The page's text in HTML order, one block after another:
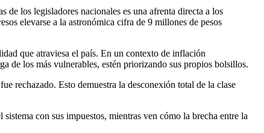
los legisladores nacionales es una afrenta directa a los
elevarse a la astronómica cifra de 9 millones de pesos
que atraviesa el país. En un contexto de inflación
de los más vulnerables, estén priorizando sus propios bolsillos.
rechazado. Esto demuestra la desconexión total de la clase
con sus impuestos, mientras ven cómo la brecha entre la